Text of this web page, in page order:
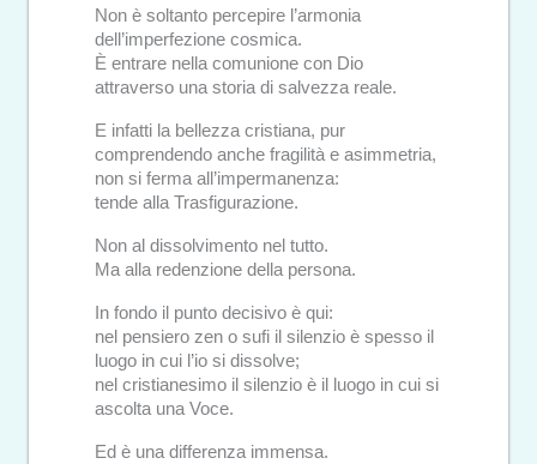
Non è soltanto percepire l’armonia
dell’imperfezione cosmica.
È entrare nella comunione con Dio
attraverso una storia di salvezza reale.
E infatti la bellezza cristiana, pur
comprendendo anche fragilità e asimmetria,
non si ferma all’impermanenza:
tende alla Trasfigurazione.
Non al dissolvimento nel tutto.
Ma alla redenzione della persona.
In fondo il punto decisivo è qui:
nel pensiero zen o sufi il silenzio è spesso il
luogo in cui l’io si dissolve;
nel cristianesimo il silenzio è il luogo in cui si
ascolta una Voce.
Ed è una differenza immensa.